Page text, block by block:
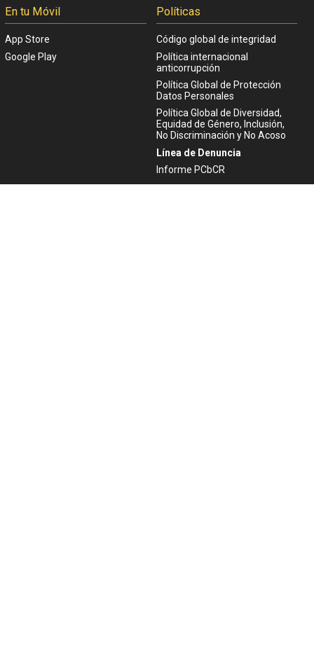
En tu Móvil
App Store
Google Play
Políticas
Código global de integridad
Política internacional
anticorrupción
Política Global de Protección
Datos Personales
Política Global de Diversidad,
Equidad de Género, Inclusión,
No Discriminación y No Acoso
Línea de Denuncia
Informe PCbCR